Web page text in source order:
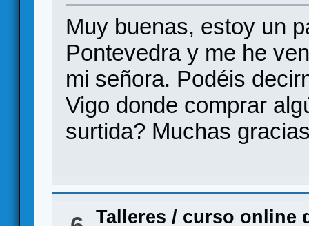
Muy buenas, estoy un
Pontevedra y me he
mi señora. Podéis
Vigo donde comprar
surtida? Muchas
Talleres / curso online